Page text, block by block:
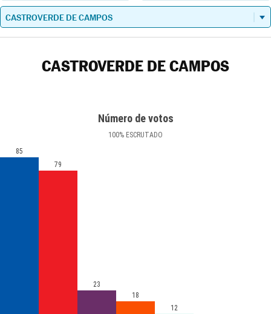
CASTROVERDE DE CAMPOS
Número de votos
100% ESCRUTADO
85
79
23
18
12